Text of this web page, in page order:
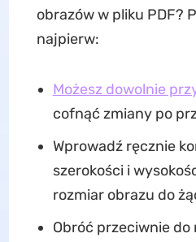
obrazów w pliku PDF?
najpierw:
Możesz dowolnie
cofnąć zmiany po
Wprowadź ręcznie
szerokości i
rozmiar obrazu do
Obróć przeciwnie